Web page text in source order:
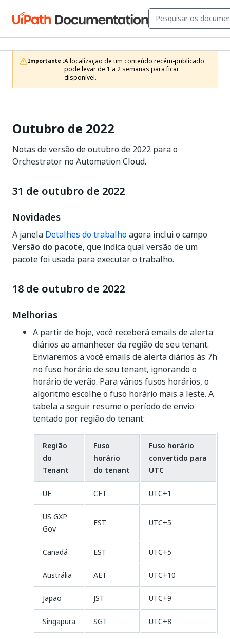
Importante :A localização de um conteúdo recém-publicado
pode levar de 1 a 2 semanas para ficar
disponível.
Outubro de 2022
Notas de versão de outubro de 2022 para o
Orchestrator no Automation Cloud.
31 de outubro de 2022
Novidades
A janela Detalhes do trabalhoagora inclui o campo
Versão do pacote, que indica qual versão de um
pacote foi usada para executar o trabalho.
18 de outubro de 2022
Melhorias
A partir de hoje, você receberá emails de alerta
diários ao amanhecer da região de seu tenant.
Enviaremos a você emails de alerta diários às 7h
no fuso horário de seu tenant, ignorando o
horário de verão. Para vários fusos horários, o
algoritmo escolhe o fuso horário mais a leste. A
tabela a seguir resume o período de envio
tentado por região do tenant:
Região
do
Tenant
Fuso
horário
do tenant
Fuso horário
convertido para
UTC
UE CET UTC+1
US GXP
Gov
EST UTC+5
Canadá EST UTC+5
Austrália AET UTC+10
Japão JST UTC+9
Singapura SGT UTC+8